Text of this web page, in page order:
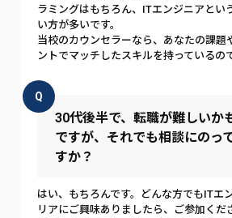
ラミングはもちろん、ITエンジニアとい
い方が多いです。
当校のカウンセラーなら、あなたの課題
ントでマッチしたスキルを持っているの
Q
30代後半で、転職が難しいか
ですが、それでも相談にのっ
すか？
はい、もちろんです。どんな方でもITエ
リアにご興味ありましたら、ご参加くだ